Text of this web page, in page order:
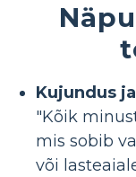
Kujundus
"Kõik
mis sobib
või